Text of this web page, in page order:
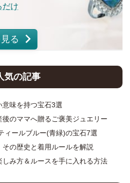
だけ
る
気の記事
味を持つ宝石3選
のママへ贈るご褒美ジュエリー
ィールブルー(青緑)の宝石7選
の歴史と着用ルールを解説
しみ方＆ルースを手に入れる方法